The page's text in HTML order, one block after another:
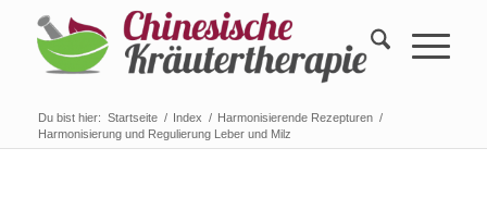
Du bist hier: Startseite / Index / Harmonisierende Rezepturen /
Harmonisierung und Regulierung Leber und Milz